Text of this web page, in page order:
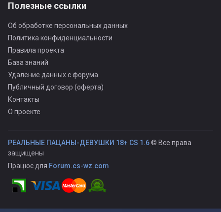
Полезные ссылки
Об обработке персональных данных
Политика конфиденциальности
Правила проекта
База знаний
Удаление данных с форума
Публичный договор (оферта)
Контакты
О проекте
РЕАЛЬНЫЕ ПАЦАНЫ-ДЕВУШКИ 18+ CS 1.6© Все права
защищены
Працює для Forum.cs-wz.com